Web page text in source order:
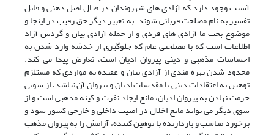
آسیب وجود دارد که آزادی های شهروندان در قبال اصل ذهنی و قابل
تفسیر به نام مصلحت قربانی شوند. به تعبیر دیگر حق رقیب در اینجا و
موضوع بحث ما آزادی های فردی و از جمله آزادی بیان و گردش آزاد
اطلاعات است که با مصلحتی عام که جلوگیری از خدشه وارد شدن به
احساسات مذهبی و دینی پیروان ادیان است، تعارض پیدا می کند.
محدود شدن بهره مندی از آزادی بیان و عقیده به مواردی که مستلزم
توهین به اعتقادات دینی یا مقدسات ادیان و پیروان آن نباشد، از سویی
حرمت نهادن به پیروان ادیان، مانع ایجاد نفرت و کینه مذهبی است و از
سوی دیگر می تواند مانع اخلال در امنیت داخلی و خارجی کشور شود و
برخورد مناسب و بازدارنده با توهین کننده، آرامش را به پیروان مذهب